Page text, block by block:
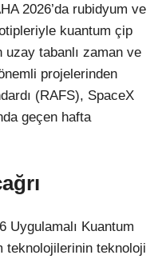
2026’da rubidyum ve
kuantum çip
tabanlı zaman ve
projelerinden
(RAFS), SpaceX
geçen hafta
Uygulamalı Kuantum
teknolojilerinin teknoloji